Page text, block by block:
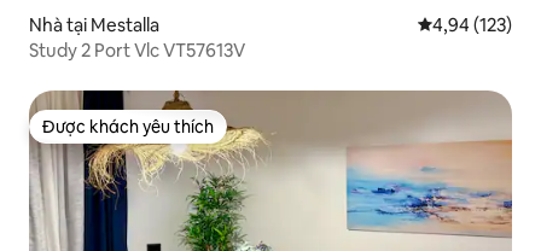
Nhà tại Mestalla Xếp hạng
4,94 (123)
Study 2 Port Vlc VT57613V
Được khách yêu thích
Được khách yêu thích